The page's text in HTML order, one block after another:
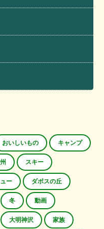
おいしいもの キャンプ
スキー
ー ダボスの丘
冬 動画
大明神沢 家族